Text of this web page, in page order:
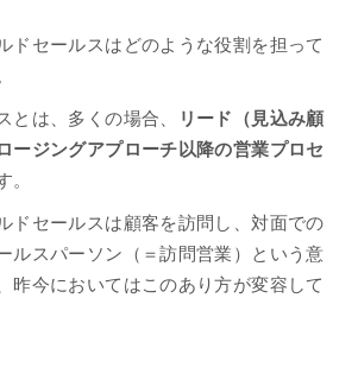
ドセールスはどのような役割を担って
とは、多くの場合、
リード（見込み顧
ージングアプローチ以降の営業プロセ
。
ドセールスは顧客を訪問し、対面での
ルスパーソン（＝訪問営業）という意
昨今においてはこのあり方が変容して